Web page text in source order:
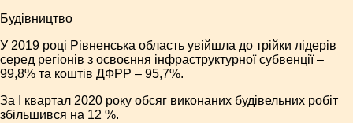
Будівництво
У 2019 році Рівненська область увійшла до трійки лідерів
серед регіонів з освоєння інфраструктурної субвенції –
99,8% та коштів ДФРР – 95,7%.
За І квартал 2020 року обсяг виконаних будівельних робіт
збільшився на 12 %.